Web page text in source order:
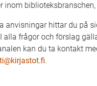
inom
anvisningar hittar du på
alla frågor och förslag
kan du ta kontakt
.